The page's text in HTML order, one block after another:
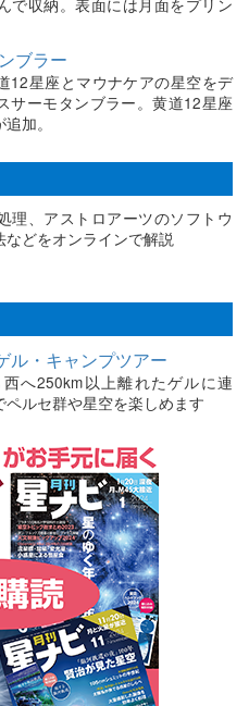
で収納。表面には月面をプリン
ブラー
12星座とマウナケアの星空をデ
サーモタンブラー。黄道12星座
加。
理、アストロアーツのソフトウ
などをオンラインで解説
ル・キャンプツアー
へ250km以上離れたゲルに連
ルセ群や星空を楽しめます